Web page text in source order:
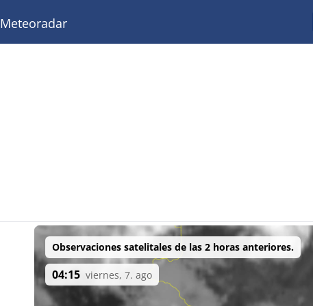
Meteoradar
Observaciones satelitales de las 2 horas anteriores.
04:15 viernes, 7. ago